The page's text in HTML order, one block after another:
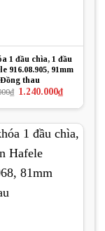
1 đầu chìa, 1 đầu
916.08.905, 91mm
Đồng thau
₫ Giá
là:
1.240.000₫Giá
hiện
tại
1.240.000₫.